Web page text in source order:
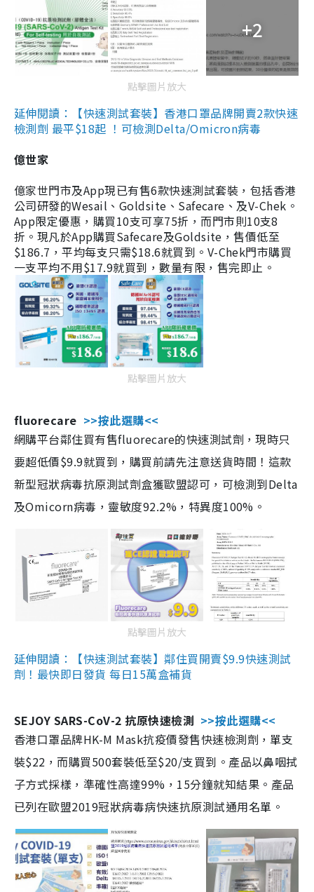
+2
點擊圖片放大
延伸閱讀：【快速測試套裝】香港口罩品牌開賣2款快速
檢測劑 最平$18起 ！可檢測Delta/Omicron病毒
億世家
億家世門市及App現已有售6款快速測試套裝，包括香港
公司研發的Wesail、Goldsite、Safecare、及V-Chek。
App限定優惠，購買10支可享75折，而門市則10支8
折。現凡於App購買Safecare及Goldsite，售價低至
$186.7，平均每支只需$18.6就買到。V-Chek門市購買
一支平均不用$17.9就買到，數量有限，售完即止。
點擊圖片放大
fluorecare >>按此選購<<
網購平台鄰住買有售fluorecare的快速測試劑，現時只
要超低價$9.9就買到，購買前請先注意送貨時間！這款
新型冠狀病毒抗原測試劑盒獲歐盟認可，可檢測到Delta
及Omicorn病毒，靈敏度92.2%，特異度100%。
點擊圖片放大
延伸閱讀：【快速測試套裝】鄰住買開賣$9.9快速測試
劑！最快即日發貨 每日15萬盒補貨
SEJOY SARS-CoV-2 抗原快速檢測 >>按此選購<<
香港口罩品牌HK-M Mask抗疫價發售快速檢測劑，單支
裝$22，而購買500套裝低至$20/支買到。產品以鼻咽拭
子方式採樣，準確性高達99%，15分鐘就知結果。產品
已列在歐盟2019冠狀病毒病快速抗原測試通用名單。